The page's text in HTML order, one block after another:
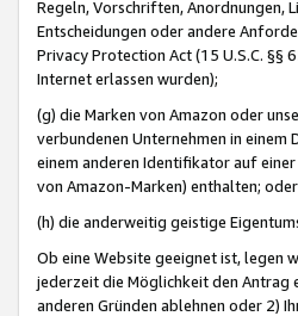
Regeln, Vorschriften, Anordnungen,
Entscheidungen oder andere
Privacy Protection Act (15 U.S.C.
Internet erlassen wurden);
(g) die Marken von Amazon oder
verbundenen Unternehmen in einem
einem anderen Identifikator auf
von Amazon-Marken) enthalten; oder
(h) die anderweitig geistige
Ob eine Website geeignet ist, legen
jederzeit die Möglichkeit den Antrag
anderen Gründen ablehnen oder 2)